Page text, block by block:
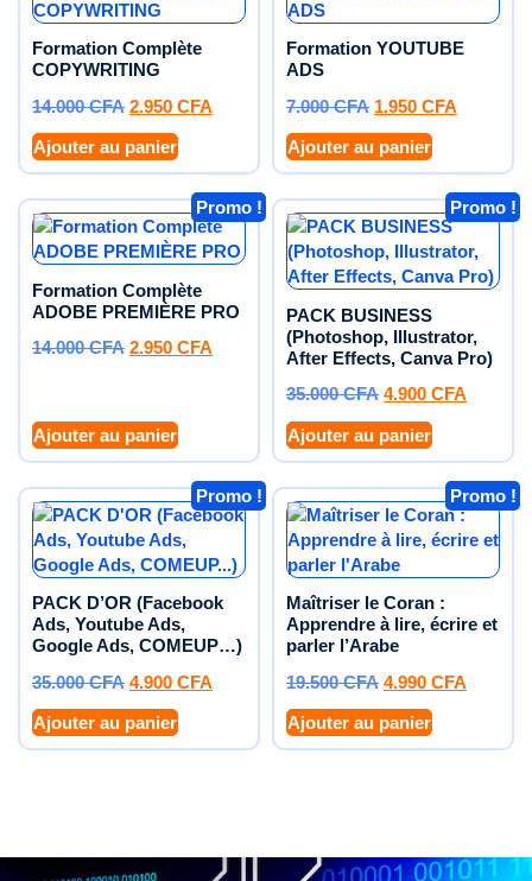
Formation Complète
COPYWRITING
14.000CFA 2.950 CFA
Ajouter au panier
Formation YOUTUBE
ADS
7.000CFA 1.950 CFA
Ajouter au panier
Promo !
Formation Complète
ADOBE PREMIÈRE PRO
14.000CFA 2.950 CFA
Ajouter au panier
Promo !
PACK BUSINESS
(Photoshop, Illustrator,
After Effects, Canva Pro)
35.000CFA 4.900 CFA
Ajouter au panier
Promo !
PACK D’OR (Facebook
Ads, Youtube Ads,
Google Ads, COMEUP…)
35.000CFA 4.900 CFA
Ajouter au panier
Promo !
Maîtriser le Coran :
Apprendre à lire, écrire et
parler l’Arabe
19.500CFA 4.990 CFA
Ajouter au panier